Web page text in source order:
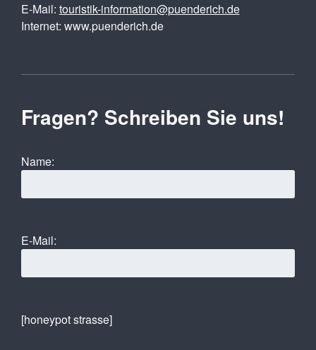
E-Mail: touristik-information@puenderich.de
Internet: www.puenderich.de
Fragen? Schreiben Sie uns!
Name:
E-Mail:
[honeypot strasse]